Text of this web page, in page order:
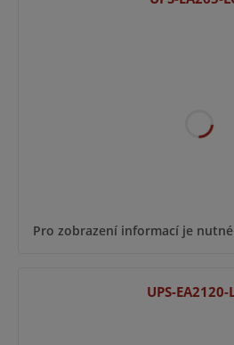
Pro zobrazení informací je
UPS-EA2120-